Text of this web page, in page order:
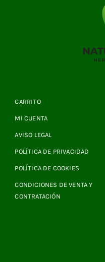
CARRITO
MI CUENTA
AVISO LEGAL
POLÍTICA DE PRIVACIDAD
POLÍTICA DE COOKIES
CONDICIONES DE VENTA Y
CONTRATACIÓN